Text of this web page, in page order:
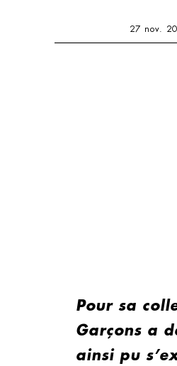
27 nov.
Pour sa
Garçons a
ainsi pu